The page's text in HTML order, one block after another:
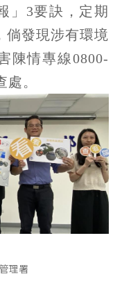
」3要訣，定期
倘發現涉有環境
陳情專線0800-
。
理署